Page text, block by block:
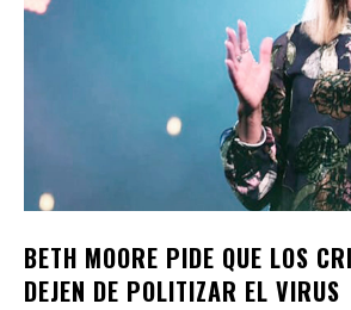
BETH MOORE PIDE QUE LOS
DEJEN DE POLITIZAR EL VIRUS